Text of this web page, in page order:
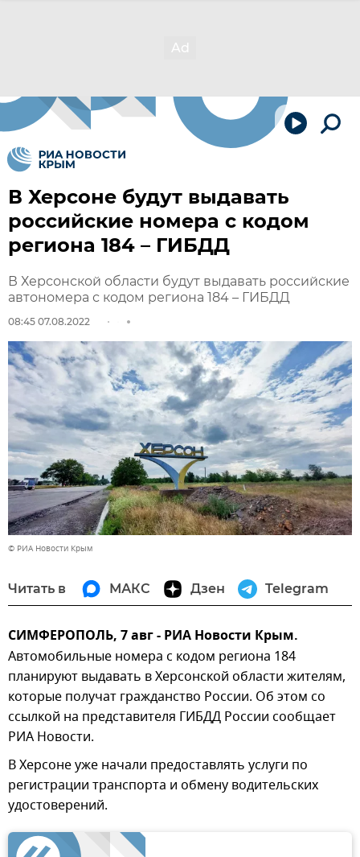
В Херсоне будут выдавать
российские номера с кодом
региона 184 – ГИБДД
В Херсонской области будут выдавать российские
автономера с кодом региона 184 – ГИБДД
08:45 07.08.2022
© РИА Новости Крым
Читать в МАКС Дзен Telegram
СИМФЕРОПОЛЬ, 7 авг - РИА Новости Крым.
Автомобильные номера с кодом региона 184
планируют выдавать в Херсонской области жителям,
которые получат гражданство России. Об этом со
ссылкой на представителя ГИБДД России сообщает
РИА Новости.
В Херсоне уже начали предоставлять услуги по
регистрации транспорта и обмену водительских
удостоверений.